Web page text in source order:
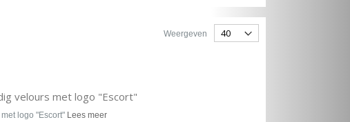
Weergeven
velours met logo "Escort"
logo "Escort" Lees meer